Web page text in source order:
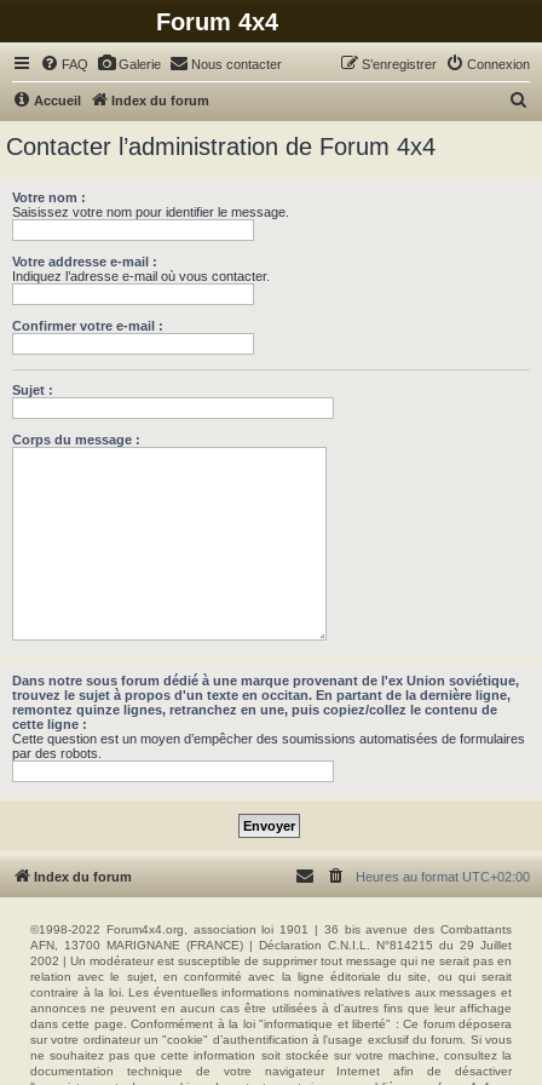
Forum 4x4
FAQ Galerie Nous contacter Connexion
S’enregistrer
Accueil Index du forum
Contacter l’administration de Forum 4x4
Votre nom :
Saisissez votre nom pour identifier le message.
Votre addresse e-mail :
Indiquez l’adresse e-mail où vous contacter.
Confirmer votre e-mail :
Sujet :
Corps du message :
Dans notre sous forum dédié à une marque provenant de l'ex Union soviétique,
trouvez le sujet à propos d'un texte en occitan. En partant de la dernière ligne,
remontez quinze lignes, retranchez en une, puis copiez/collez le contenu de
cette ligne :
Cette question est un moyen d’empêcher des soumissions automatisées de formulaires
par des robots.
Index du forum Heures au format UTC+02:00
©1998-2022 Forum4x4.org, association loi 1901 | 36 bis avenue des Combattants
AFN, 13700 MARIGNANE (FRANCE) | Déclaration C.N.I.L. N°814215 du 29 Juillet
2002 | Un modérateur est susceptible de supprimer tout message qui ne serait pas en
relation avec le sujet, en conformité avec la ligne éditoriale du site, ou qui serait
contraire à la loi. Les éventuelles informations nominatives relatives aux messages et
annonces ne peuvent en aucun cas être utilisées à d'autres fins que leur affichage
dans cette page. Conformément à la loi "informatique et liberté" : Ce forum déposera
sur votre ordinateur un "cookie" d’authentification à l'usage exclusif du forum. Si vous
ne souhaitez pas que cette information soit stockée sur votre machine, consultez la
documentation technique de votre navigateur Internet afin de désactiver